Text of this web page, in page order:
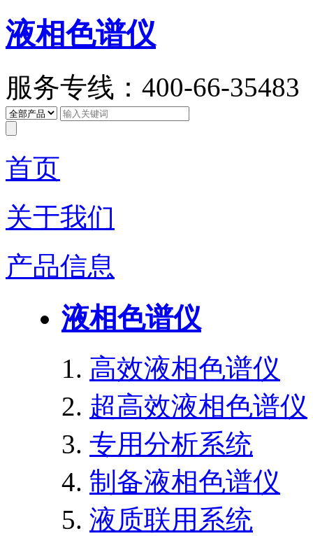
液相色谱仪
服务专线：400-66-35483
首页
关于我们
产品信息
液相色谱仪
高效液相色谱仪
超高效液相色谱仪
专用分析系统
制备液相色谱仪
液质联用系统